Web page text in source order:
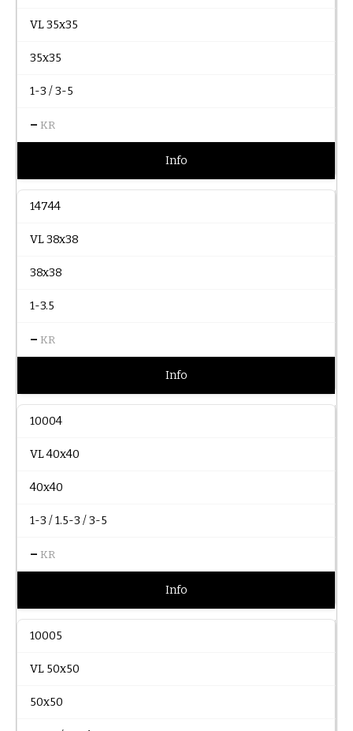
VL 35x35
35x35
1-3 / 3-5
– KR
Info
14744
VL 38x38
38x38
1-3.5
– KR
Info
10004
VL 40x40
40x40
1-3 / 1.5-3 / 3-5
– KR
Info
10005
VL 50x50
50x50